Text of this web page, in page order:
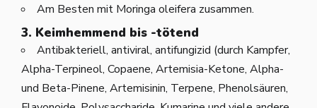
Am Besten mit Moringa oleifera zusammen.
3. Keimhemmend bis -tötend
Antibakteriell, antiviral, antifungizid (durch Kampfer,
Alpha-Terpineol, Copaene, Artemisia-Ketone, Alpha-
und Beta-Pinene, Artemisinin, Terpene, Phenolsäuren,